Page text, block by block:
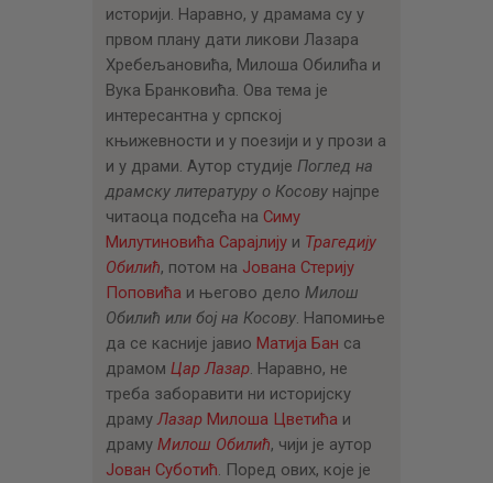
историји. Наравно, у драмама су у
првом плану дати ликови Лазара
Хребељановића, Милоша Обилића и
Вука Бранковића. Ова тема је
интересантна у српској
књижевности и у поезији и у прози а
и у драми. Аутор студије Поглед на
драмску литературу о Косову најпре
читаоца подсећа на Симу
Милутиновића Сарајлијуи Трагедију
Обилић, потом на Јована Стерију
Поповића и његово дело Милош
Обилић или бој на Косову. Напомиње
да се касније јавио Матија Бан са
драмом Цар Лазар. Наравно, не
треба заборавити ни историјску
драмуЛазар Милоша Цветића и
драму Милош Обилић, чији је аутор
Јован Суботић. Поред ових, које је